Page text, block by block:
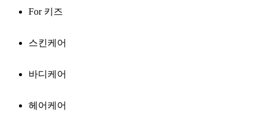
For 키즈
스킨케어
바디케어
헤어케어